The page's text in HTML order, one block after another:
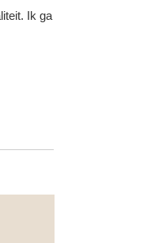
Ik ga